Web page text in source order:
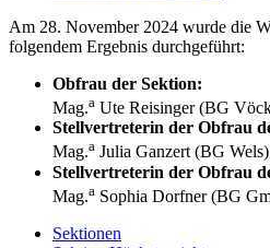
Am 28. November 2024 wurde die
folgendem Ergebnis durchgeführt:
Obfrau der Sektion:
Mag.a Ute Reisinger (BG
Stellvertreterin der Obfrau
Mag.a Julia Ganzert (BG Wels)
Stellvertreterin der Obfrau
Mag.a Sophia Dorfner (BG
Sektionen